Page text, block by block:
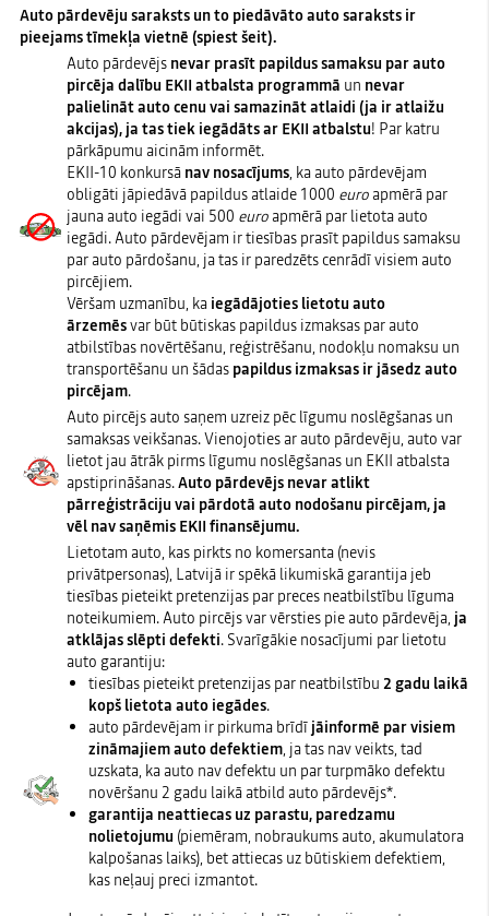
Auto pārdevēju saraksts un to piedāvāto auto saraksts ir
pieejams tīmekļa vietnē (spiest šeit).
Auto pārdevējs nevar prasīt papildus samaksu par auto
pircēja dalību EKII atbalsta programmā un nevar
palielināt auto cenu vai samazināt atlaidi (ja ir atlaižu
akcijas), ja tas tiek iegādāts ar EKII atbalstu! Par katru
pārkāpumu aicinām informēt.
EKII-10 konkursā nav nosacījums, ka auto pārdevējam
obligāti jāpiedāvā papildus atlaide 1000 euroapmērā par
jauna auto iegādi vai 500 euroapmērā par lietota auto
iegādi. Auto pārdevējam ir tiesības prasīt papildus samaksu
par auto pārdošanu, ja tas ir paredzēts cenrādī visiem auto
pircējiem.
Vēršam uzmanību, ka iegādājoties lietotu auto
ārzemēsvar būt būtiskas papildus izmaksas par auto
atbilstības novērtēšanu, reģistrēšanu, nodokļu nomaksu un
transportēšanu un šādas papildus izmaksas ir jāsedz auto
pircējam.
Auto pircējs auto saņem uzreiz pēc līgumu noslēgšanas un
samaksas veikšanas. Vienojoties ar auto pārdevēju, auto var
lietot jau ātrāk pirms līgumu noslēgšanas un EKII atbalsta
apstiprināšanas.Auto pārdevējs nevar atlikt
pārreģistrāciju vai pārdotā auto nodošanu pircējam, ja
vēl nav saņēmis EKII finansējumu.
Lietotam auto, kas pirkts no komersanta (nevis
privātpersonas), Latvijā ir spēkā likumiskā garantija jeb
tiesības pieteikt pretenzijas par preces neatbilstību līguma
noteikumiem. Auto pircējs var vērsties pie auto pārdevēja, ja
atklājas slēpti defekti. Svarīgākie nosacījumi par lietotu
auto garantiju:
tiesības pieteikt pretenzijas par neatbilstību 2 gadu laikā
kopš lietota auto iegādes.
auto pārdevējam ir pirkuma brīdī jāinformē par visiem
zināmajiem auto defektiem, ja tas nav veikts, tad
uzskata, ka auto nav defektu un par turpmāko defektu
novēršanu 2 gadu laikā atbild auto pārdevējs*.
garantija neattiecas uz parastu, paredzamu
nolietojumu (piemēram, nobraukums auto, akumulatora
kalpošanas laiks), bet attiecas uz būtiskiem defektiem,
kas neļauj preci izmantot.